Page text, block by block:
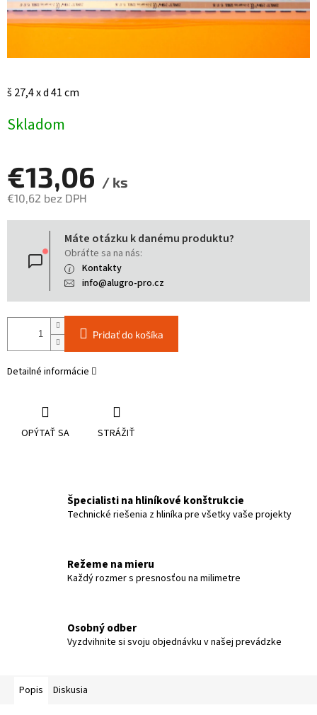
š 27,4 x d 41 cm
Skladom
€13,06 / ks
€10,62 bez DPH
Jednotková
Máte otázku k danému produktu?
Obráťte sa na nás:
Kontakty
info@alugro-pro.cz
Pridať do košíka
Detailné informácie
OPÝTAŤ SA STRÁŽIŤ
Špecialisti na hliníkové konštrukcie
Technické riešenia z hliníka pre všetky vaše projekty
Režeme na mieru
Každý rozmer s presnosťou na milimetre
Osobný odber
Vyzdvihnite si svoju objednávku v našej prevádzke
Popis Diskusia